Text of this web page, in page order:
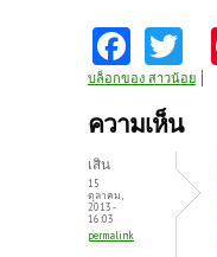
Fa
ce
b
k
w
itt
บล็อกของ สาวน้อย
ความเห็น
เสิน
15
ตุลาคม,
2013 -
16:03
permalink